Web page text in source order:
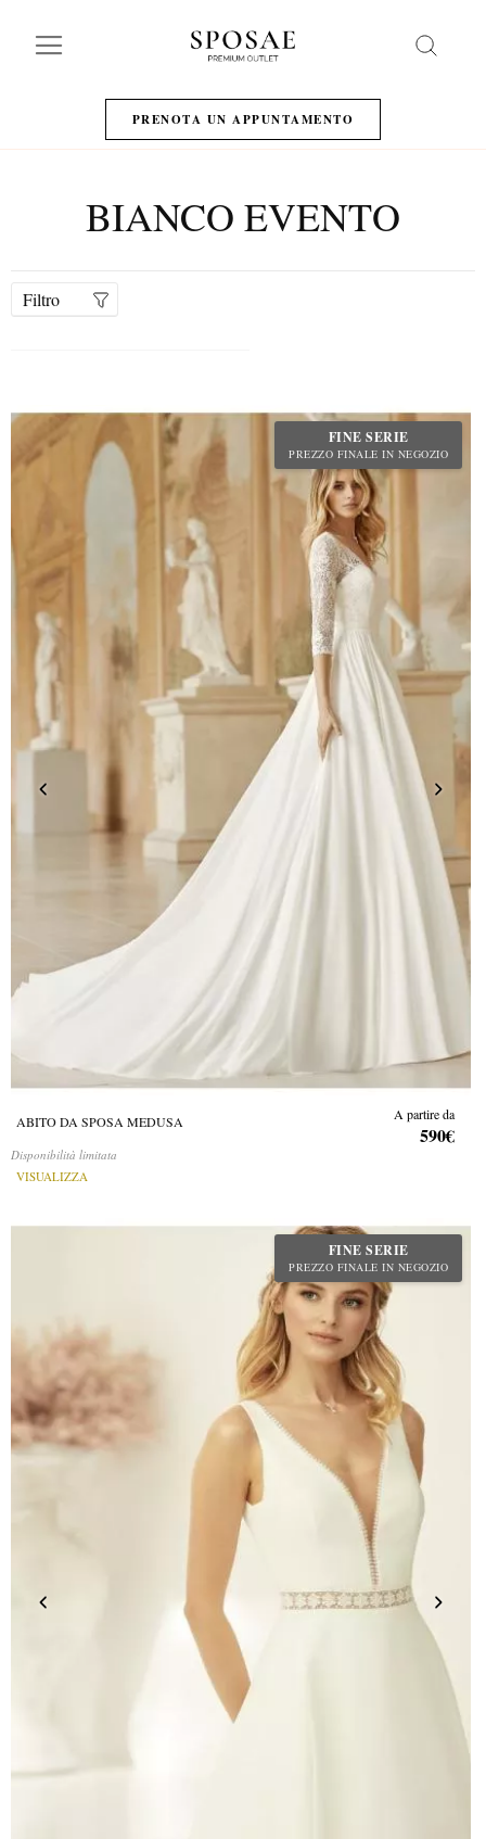
PRENOTA UN APPUNTAMENTO
BIANCO EVENTO
FINE SERIE
PREZZO FINALE IN NEGOZIO
ABITO DA SPOSA MEDUSA
Disponibilità limitata
VISUALIZZA
A partire da
590€
FINE SERIE
PREZZO FINALE IN NEGOZIO
Filtro